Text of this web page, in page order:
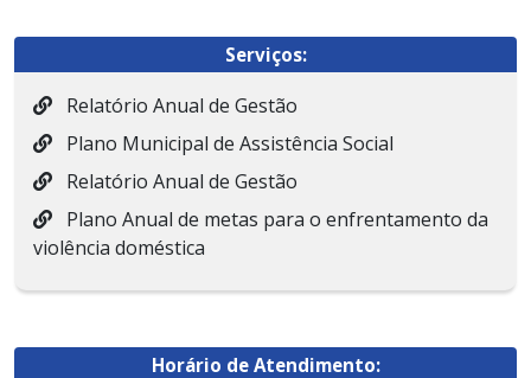
Serviços:
Relatório Anual de Gestão
Plano Municipal de Assistência Social
Relatório Anual de Gestão
Plano Anual de metas para o enfrentamento da
violência doméstica
Horário de Atendimento: